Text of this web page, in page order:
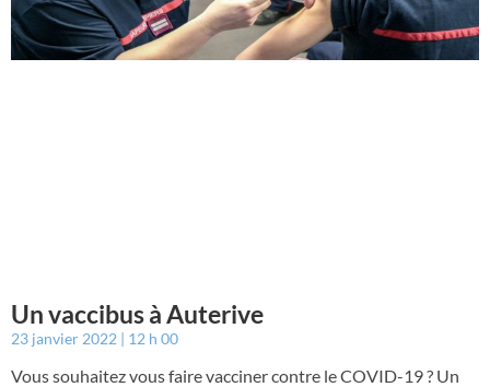
Un vaccibus à Auterive
23 janvier 2022 12 h 00
Vous souhaitez vous faire vacciner contre le COVID-19 ? Un